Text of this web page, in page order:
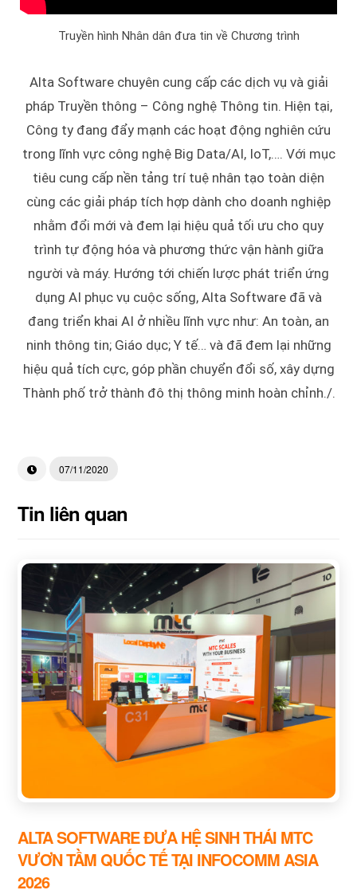
Truyền hình Nhân dân đưa tin về Chương trình
Alta Software chuyên cung cấp các dịch vụ và giải
pháp Truyền thông – Công nghệ Thông tin. Hiện tại,
Công ty đang đẩy mạnh các hoạt động nghiên cứu
trong lĩnh vực công nghệ Big Data/AI, IoT,…. Với mục
tiêu cung cấp nền tảng trí tuệ nhân tạo toàn diện
cùng các giải pháp tích hợp dành cho doanh nghiệp
nhằm đổi mới và đem lại hiệu quả tối ưu cho quy
trình tự động hóa và phương thức vận hành giữa
người và máy. Hướng tới chiến lược phát triển ứng
dụng AI phục vụ cuộc sống, Alta Software đã và
đang triển khai AI ở nhiều lĩnh vực như: An toàn, an
ninh thông tin; Giáo dục; Y tế… và đã đem lại những
hiệu quả tích cực, góp phần chuyển đổi số, xây dựng
Thành phố trở thành đô thị thông minh hoàn chỉnh./.
07/11/2020
Tin liên quan
ALTA SOFTWARE ĐƯA HỆ SINH THÁI MTC
VƯƠN TẦM QUỐC TẾ TẠI INFOCOMM ASIA
2026